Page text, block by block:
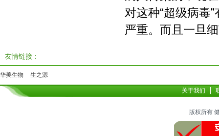
对这种“超级病毒
严重。而且一旦
友情链接：
华美生物 生之源
关于我们
版权所有